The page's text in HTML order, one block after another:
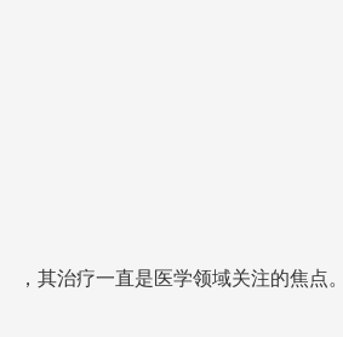
，其治疗一直是医学领域关注的焦点